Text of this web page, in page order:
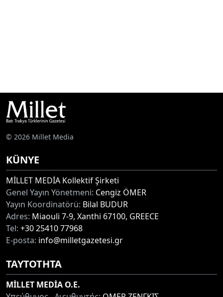
© 2026 Millet Media
KÜNYE
MİLLET MEDİA Kollektif Şirketi
Genel Yayın Yönetmeni: Cengiz ÖMER
Yayın Koordinatörü: Bilal BUDUR
Adres: Miaouli 7-9, Xanthi 67100, GREECE
Tel: +30 25410 77968
E-posta: info@milletgazetesi.gr
ΤΑΥΤΟΤΗΤΑ
MİLLET MEDİA O.E.